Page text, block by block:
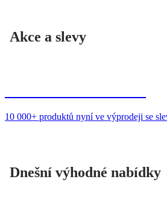
Akce a slevy
10 000+ produktů nyní ve výprodeji se
Dnešní výhodné nabídky